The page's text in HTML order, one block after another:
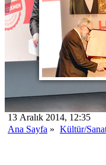
13 Aralık 2014, 12:35
Ana Sayfa » Kültür/